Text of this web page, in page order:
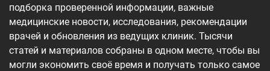
подборка проверенной информации, важные
медицинские новости, исследования, рекомендации
врачей и обновления из ведущих клиник. Тысячи
статей и материалов собраны в одном месте, чтобы вы
могли экономить своё время и получать только самое